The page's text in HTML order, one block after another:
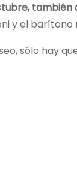
también
y el
sólo hay